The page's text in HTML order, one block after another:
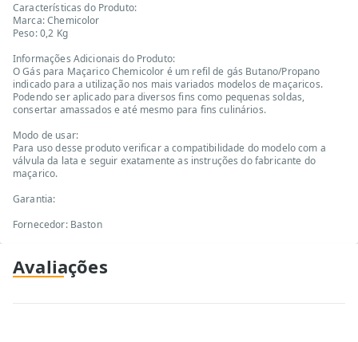
Características do Produto:
Marca: Chemicolor
Peso: 0,2 Kg
Informações Adicionais do Produto:
O Gás para Maçarico Chemicolor é um refil de gás Butano/Propano
indicado para a utilização nos mais variados modelos de maçaricos.
Podendo ser aplicado para diversos fins como pequenas soldas,
consertar amassados e até mesmo para fins culinários.
Modo de usar:
Para uso desse produto verificar a compatibilidade do modelo com a
válvula da lata e seguir exatamente as instruções do fabricante do
maçarico.
Garantia:
Fornecedor: Baston
Avaliações